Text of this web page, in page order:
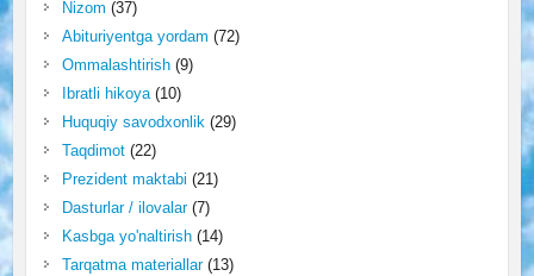
Nizom (37)
Abituriyentga yordam (72)
Ommalashtirish(9)
Ibratli hikoya(10)
Huquqiy savodxonlik(29)
Taqdimot(22)
Prezident maktabi (21)
Dasturlar / ilovalar(7)
Kasbga yo'naltirish(14)
Tarqatma materiallar(13)